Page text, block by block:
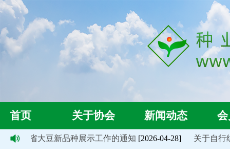
首页 关于协会 新闻动态
徽省大豆新品种展示工作的通知 [2026-04-28] 关于自行组